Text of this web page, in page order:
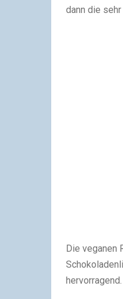
dann die
Die veganen